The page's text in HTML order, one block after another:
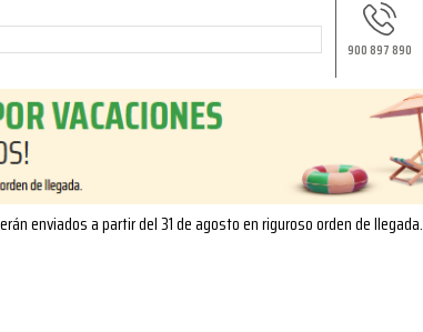
900 897 890
enviados a partir del 31 de agosto en riguroso orden de llegada.